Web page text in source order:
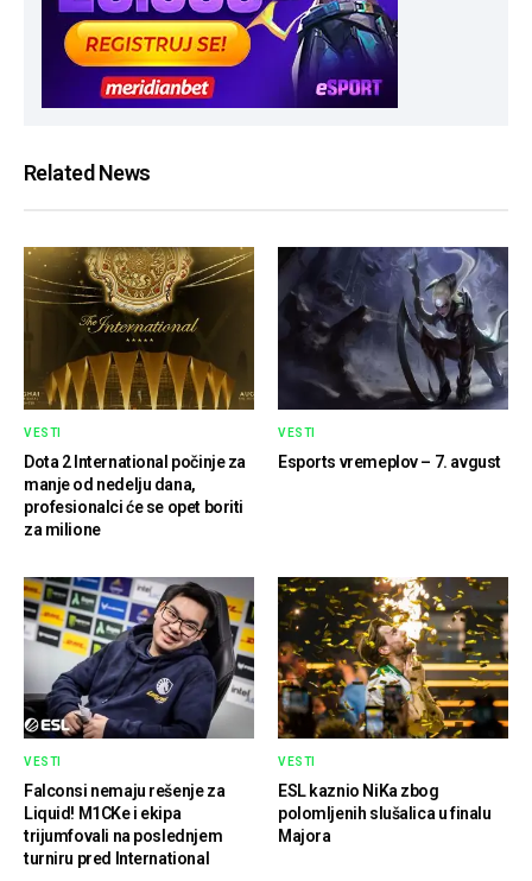
Related News
VESTI
Dota 2 International počinje za
manje od nedelju dana,
profesionalci će se opet boriti
za milione
VESTI
Esports vremeplov – 7. avgust
VESTI
Falconsi nemaju rešenje za
Liquid! M1CKe i ekipa
trijumfovali na poslednjem
turniru pred International
VESTI
ESL kaznio NiKa zbog
polomljenih slušalica u finalu
Majora